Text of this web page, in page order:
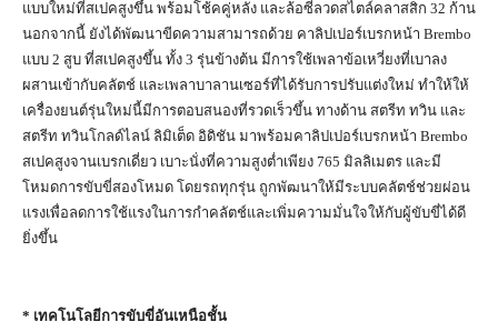
แบบใหม่ที่สเปคสูงขึ้น พร้อมโช้คคู่หลัง และล้อซี่ลวดสไตล์คลาสสิก 32 ก้าน
นอกจากนี้ ยังได้พัฒนาขีดความสามารถด้วย คาลิปเปอร์เบรกหน้า Brembo
แบบ 2 สูบ ที่สเปคสูงขึ้น ทั้ง 3 รุ่นข้างต้น มีการใช้เพลาข้อเหวี่ยงที่เบาลง
ผสานเข้ากับคลัตช์ และเพลาบาลานเซอร์ที่ได้รับการปรับแต่งใหม่ ทำให้ให้
เครื่องยนต์รุ่นใหม่นี้มีการตอบสนองที่รวดเร็วขึ้น ทางด้าน สตรีท ทวิน และ
สตรีท ทวินโกลด์ไลน์ ลิมิเต็ด อิดิชัน มาพร้อมคาลิปเปอร์เบรกหน้า Brembo
สเปคสูงจานเบรกเดี่ยว เบาะนั่งที่ความสูงต่ำเพียง 765 มิลลิเมตร และมี
โหมดการขับขี่สองโหมด โดยรถทุกรุ่น ถูกพัฒนาให้มีระบบคลัตช์ช่วยผ่อน
แรงเพื่อลดการใช้แรงในการกำคลัตช์และเพิ่มความมั่นใจให้กับผู้ขับขี่ได้ดี
ยิ่งขึ้น
* เทคโนโลยีการขับขี่อันเหนือชั้น